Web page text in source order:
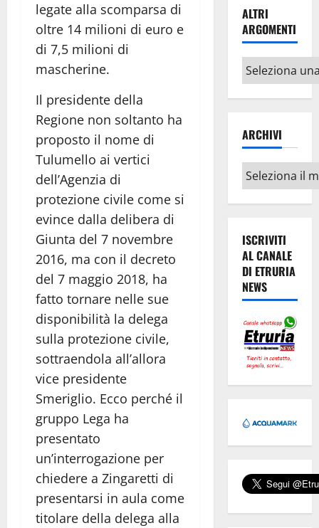
legate alla scomparsa di
oltre 14 milioni di euro e
di 7,5 milioni di
mascherine.
Il presidente della
Regione non soltanto ha
proposto il nome di
Tulumello ai vertici
dell’Agenzia di
protezione civile come si
evince dalla delibera di
Giunta del 7 novembre
2016, ma con il decreto
del 7 maggio 2018, ha
fatto tornare nelle sue
disponibilità la delega
sulla protezione civile,
sottraendola all’allora
vice presidente
Smeriglio. Ecco perché il
gruppo Lega ha
presentato
un’interrogazione per
chiedere a Zingaretti di
presentarsi in aula come
titolare della delega alla
ALTRI
ARGOMENTI
Altri
argomenti
ARCHIVI
Archivi
ISCRIVITI
AL CANALE
DI ETRURIA
NEWS